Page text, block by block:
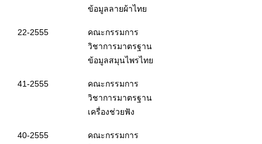
ข้อมูลลายผ้าไทย
22-2555
คณะกรรมการ
วิชาการมาตรฐาน
ข้อมูลสมุนไพรไทย
41-2555
คณะกรรมการ
วิชาการมาตรฐาน
เครื่องช่วยฟัง
40-2555
คณะกรรมการ